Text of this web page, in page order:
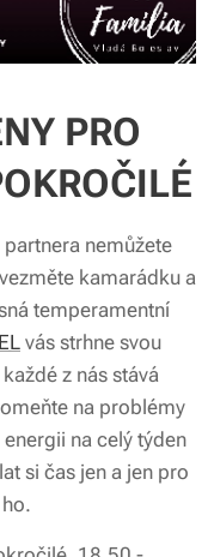
PRO
nemůžete
kamarádku a
temperamentní
vás strhne svou
z nás stává
na problémy
na celý týden
si čas jen a jen pro